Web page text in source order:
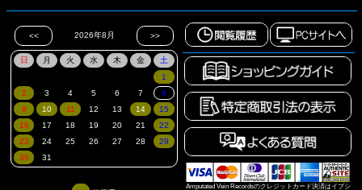
Amputated Vein Recordsのクレジットカード決済はイプシ